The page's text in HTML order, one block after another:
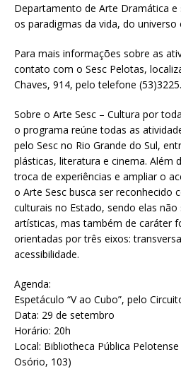
Departamento de Arte Dramática e
os paradigmas da vida, do universo
Para mais informações sobre as
contato com o Sesc Pelotas,
Chaves, 914, pelo telefone
Sobre o Arte Sesc – Cultura por
o programa reúne todas as
pelo Sesc no Rio Grande do Sul,
plásticas, literatura e cinema. Além
troca de experiências e ampliar o
o Arte Sesc busca ser reconhecido
culturais no Estado, sendo elas
artísticas, mas também de caráter
orientadas por três eixos:
acessibilidade.
Agenda:
Espetáculo “V ao Cubo”, pelo
Data: 29 de setembro
Horário: 20h
Local: Bibliotheca Pública
Osório, 103)